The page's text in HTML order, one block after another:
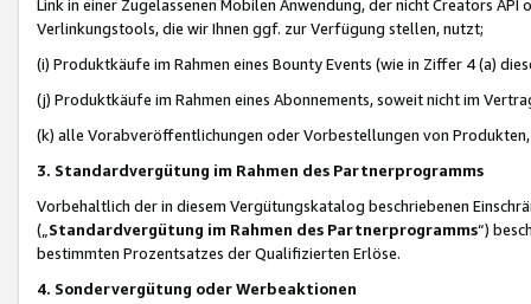
Link in einer Zugelassenen Mobilen Anwendung, der nicht Creators
Verlinkungstools, die wir Ihnen ggf. zur Verfügung stellen, nutzt;
(i) Produktkäufe im Rahmen eines Bounty Events (wie in Ziffer 4 (a)
(j) Produktkäufe im Rahmen eines Abonnements, soweit nicht im
(k) alle Vorabveröffentlichungen oder Vorbestellungen von
3. Standardvergütung im Rahmen des Partnerprogramms
Vorbehaltlich der in diesem Vergütungskatalog beschriebenen
(„ Standardvergütung im Rahmen des Partnerprogramms“)
bestimmten Prozentsatzes der Qualifizierten Erlöse.
4. Sondervergütung oder Werbeaktionen